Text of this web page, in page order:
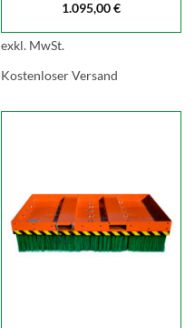
1.095,00€
exkl. MwSt.
Kostenloser Versand